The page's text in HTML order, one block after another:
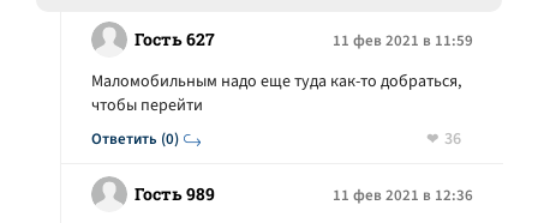
Гость 627 11 фев 2021 в 11:59
Ответить (0)
Маломобильным надо еще туда как-то добраться,
чтобы перейти
36
Гость 989 11 фев 2021 в 12:36